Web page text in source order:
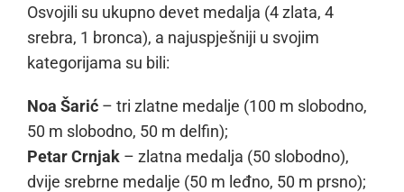
Osvojili su ukupno devet medalja (4 zlata, 4
srebra, 1 bronca), a najuspješniji u svojim
kategorijama su bili:
Noa Šarić – tri zlatne medalje (100 m slobodno,
50 m slobodno, 50 m delfin);
Petar Crnjak – zlatna medalja (50 slobodno),
dvije srebrne medalje (50 m leđno, 50 m prsno);